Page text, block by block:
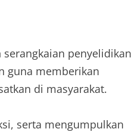
penyelidikan
guna memberikan
di masyarakat.
serta mengumpulkan